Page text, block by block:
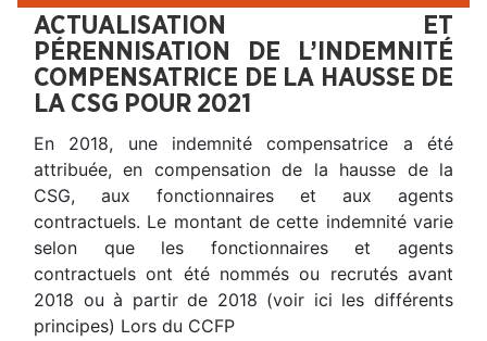
ACTUALISATION ET
PÉRENNISATION DE L’INDEMNITÉ
COMPENSATRICE DE LA HAUSSE DE
LA CSG POUR 2021
En 2018, une indemnité compensatrice a été
attribuée, en compensation de la hausse de la
CSG, aux fonctionnaires et aux agents
contractuels. Le montant de cette indemnité varie
selon que les fonctionnaires et agents
contractuels ont été nommés ou recrutés avant
2018 ou à partir de 2018 (voir ici les différents
principes) Lors du CCFP